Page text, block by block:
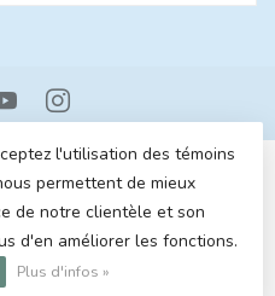
byLightspeed- Theme by
l'utilisation des témoins
permettent de mieux
de notre clientèle et son
d'en améliorer les fonctions.
Plus d'infos »